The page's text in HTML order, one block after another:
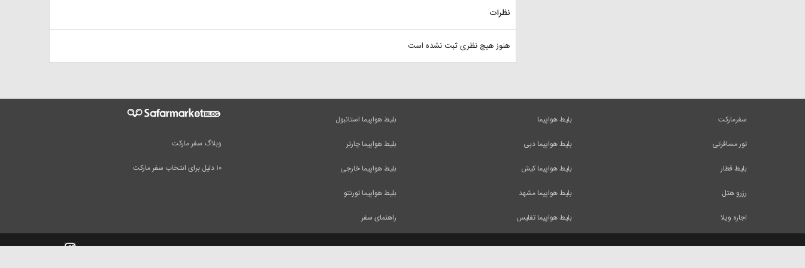
نظرات
هنوز هیچ نظری ثبت نشده است
وبلاگ سفر مارکت
۱۰ دلیل برای انتخاب سفر مارکت
بلیط هواپیما استانبول
بلیط هواپیما چارتر
بلیط هواپیما خارجی
بلیط هواپیما تورنتو
راهنمای سفر
بلیط هواپیما
بلیط هواپیما دبی
بلیط هواپیما کیش
بلیط هواپیما مشهد
بلیط هواپیما تفلیس
سفرمارکت
تور مسافرتی
بلیط قطار
رزرو هتل
اجاره ویلا